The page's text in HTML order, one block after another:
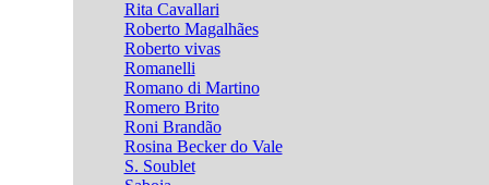
Rita Cavallari
Roberto Magalhães
Roberto vivas
Romanelli
Romano di Martino
Romero Brito
Roni Brandão
Rosina Becker do Vale
S. Soublet